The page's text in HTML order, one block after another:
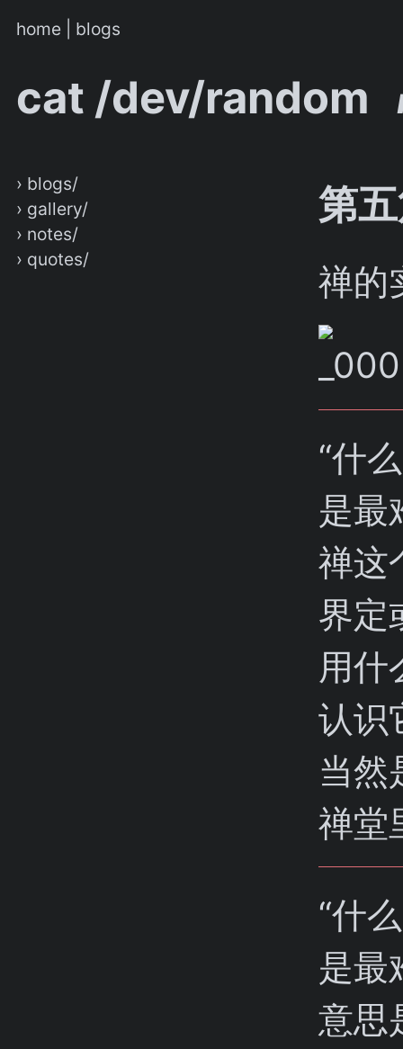
home blogs
cat /dev/random
› blogs/
› gallery/
› notes/
› quotes/
第
禅的
“什
是最
禅这
界
用什
认识
当然
禅堂
“什
是
意思